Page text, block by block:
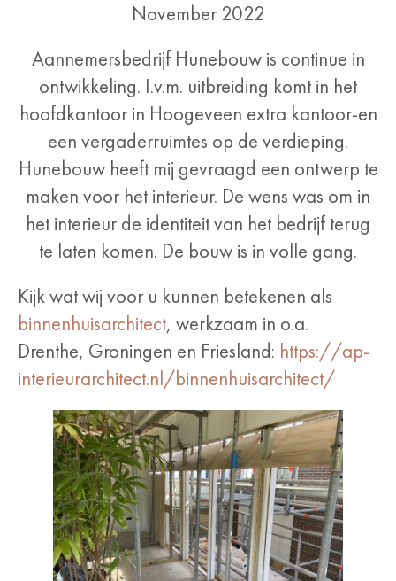
November 2022
Aannemersbedrijf Hunebouw is continue in
ontwikkeling. I.v.m. uitbreiding komt in het
hoofdkantoor in Hoogeveen extra kantoor-en
een vergaderruimtes op de verdieping.
Hunebouw heeft mij gevraagd een ontwerp te
maken voor het interieur. De wens was om in
het interieur de identiteit van het bedrijf terug
te laten komen. De bouw is in volle gang.
Kijk wat wij voor u kunnen betekenen als
binnenhuisarchitect, werkzaam in o.a.
Drenthe, Groningen en Friesland: https://ap-
interieurarchitect.nl/binnenhuisarchitect/